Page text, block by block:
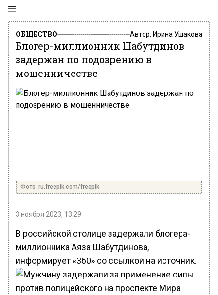
ОБЩЕСТВО Автор: Ирина Ушакова
Блогер-миллионник Шабутдинов
задержан по подозрению в
мошенничестве
Фото: ru.freepik.com/freepik
3 ноября 2023, 13:29
В российской столице задержали блогера-
миллионника Аяза Шабутдинова,
информирует «360» со ссылкой на источник.